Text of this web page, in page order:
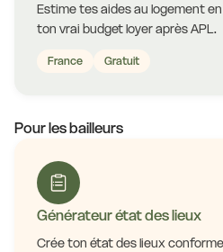
Estime tes aides au logement
ton vrai budget loyer après APL.
France Gratuit
Pour les bailleurs
Générateur état des lieux
Crée ton état des lieux